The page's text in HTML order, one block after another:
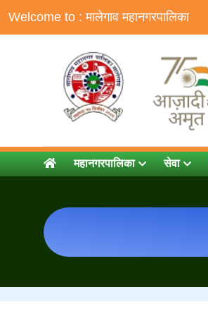
Welcome to : मालेगाव महानगरपालिका
महानगरपालिका सेवा